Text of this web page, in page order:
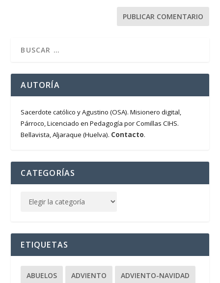
AUTORÍA
Sacerdote católico y Agustino (OSA). Misionero digital,
Párroco, Licenciado en Pedagogía por Comillas CIHS.
Bellavista, Aljaraque (Huelva). Contacto.
CATEGORÍAS
ETIQUETAS
ABUELOS ADVIENTO ADVIENTO-NAVIDAD